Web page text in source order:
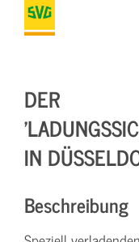
DER
IN
Beschreibung